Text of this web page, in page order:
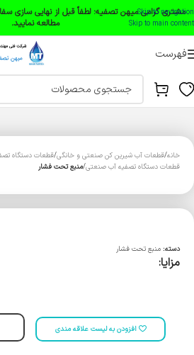
Skip to navigation
Skip to main content
مشتری گرامی میهن تصفیه: لطفاً قبل از نهایی سازی
مطالعه نمایید.
فهرست
خانه قطعات آب شیرین کن صنعتی و خانگی قطعات دستگاه
قطعات دستگاه تصفیه آب صنعتی منبع تحت فشار
دسته: منبع تحت فشار
مزایا:
افزودن به لیست علاقه مندی